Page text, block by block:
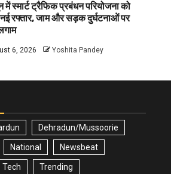
में स्मार्ट ट्रैफिक प्रबंधन परियोजना को
नई रफ्तार, जाम और सड़क दुर्घटनाओं पर
6, 2026 Yoshita Pandey
Dehradun/Mussoorie
National Newsbeat
Tech Trending